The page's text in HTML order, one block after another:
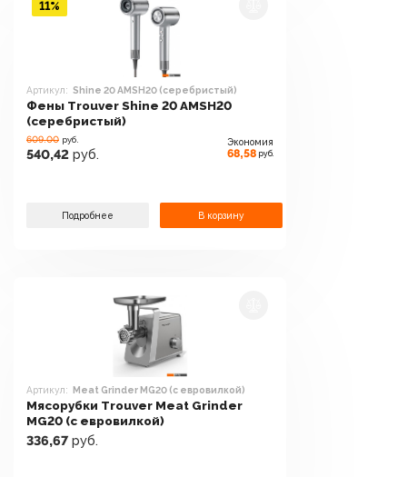
Артикул: Shine 20 AMSH20 (серебристый)
Фены Trouver Shine 20 AMSH20
(серебристый)
609.00 руб.
540,42 руб.
Экономия
68,58 руб.
Подробнее В корзину
11%
Артикул: Meat Grinder MG20 (с евровилкой)
Мясорубки Trouver Meat Grinder
MG20 (с евровилкой)
336,67 руб.